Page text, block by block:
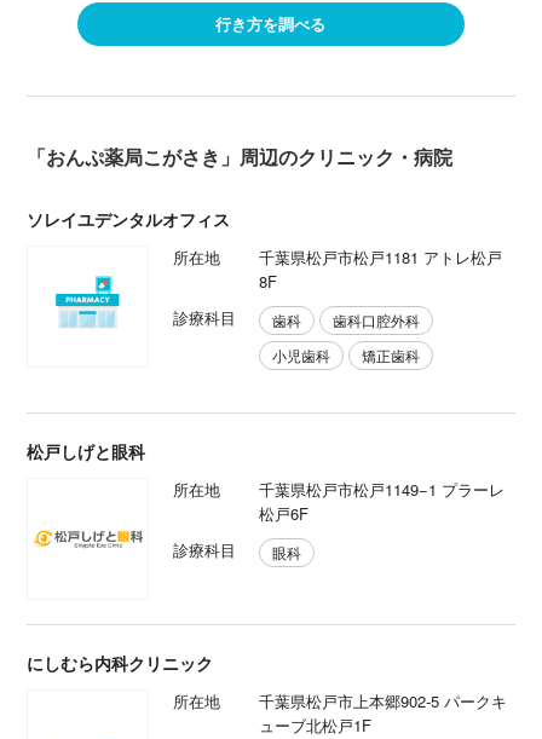
行き方を調べる
「おんぷ薬局こがさき」周辺のクリニック・病院
ソレイユデンタルオフィス
所在地
千葉県松戸市松戸1181 アトレ松戸
8F
診療科目
歯科
歯科口腔外科
小児歯科
矯正歯科
松戸しげと眼科
所在地
千葉県松戸市松戸1149−1 プラーレ
松戸6F
診療科目
眼科
にしむら内科クリニック
所在地
千葉県松戸市上本郷902-5 パークキ
ューブ北松戸1F